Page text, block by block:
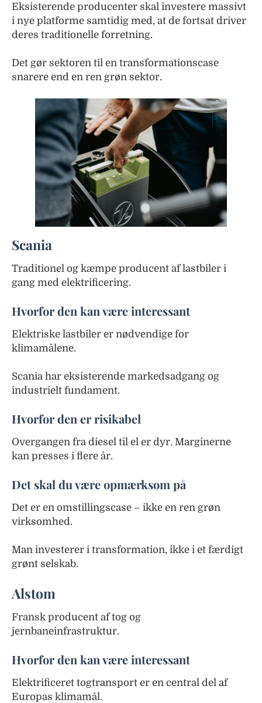
Eksisterende producenter skal investere massivt
i nye platforme samtidig med, at de fortsat driver
deres traditionelle forretning.
Det gør sektoren til en transformationscase
snarere end en ren grøn sektor.
Scania
Traditionel og kæmpe producent af lastbiler i
gang med elektrificering.
Hvorfor den kan være interessant
Elektriske lastbiler er nødvendige for
klimamålene.
Scania har eksisterende markedsadgang og
industrielt fundament.
Hvorfor den er risikabel
Overgangen fra diesel til el er dyr. Marginerne
kan presses i flere år.
Det skal du være opmærksom på
Det er en omstillingscase – ikke en ren grøn
virksomhed.
Man investerer i transformation, ikke i et færdigt
grønt selskab.
Alstom
Fransk producent af tog og
jernbaneinfrastruktur.
Hvorfor den kan være interessant
Elektrificeret togtransport er en central del af
Europas klimamål.